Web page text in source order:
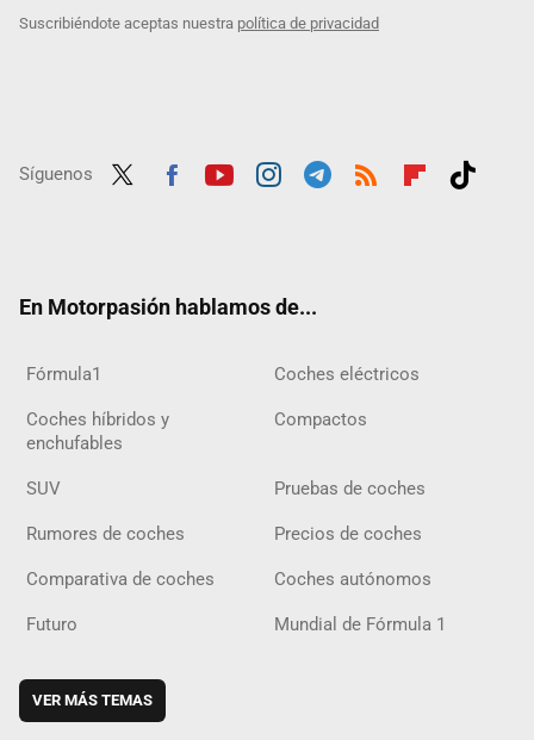
Suscribiéndote aceptas nuestra política de privacidad
Síguenos
En Motorpasión hablamos de...
Fórmula1 Coches eléctricos
Coches híbridos y
enchufables
Compactos
SUV Pruebas de coches
Rumores de coches Precios de coches
Comparativa de coches Coches autónomos
Futuro Mundial de Fórmula 1
VER MÁS TEMAS